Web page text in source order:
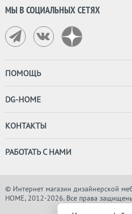
МЫ В СОЦИАЛЬНЫХ СЕТЯХ
ПОМОЩЬ
DG-HOME
КОНТАКТЫ
РАБОТАТЬ С НАМИ
© Интернет магазин дизайнерской
HOME, 2012-2026. Все права